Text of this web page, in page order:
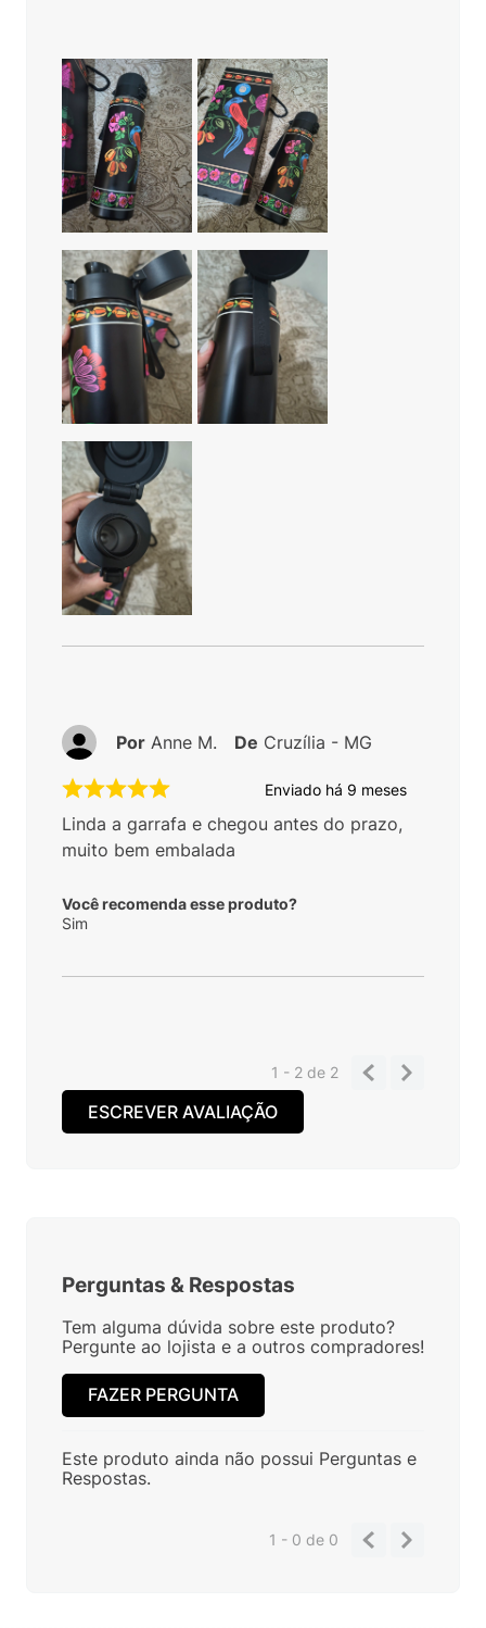
Enviado há 9 meses
Linda a garrafa e chegou antes do prazo,
muito bem embalada
Você recomenda esse produto?
Sim
Por Anne M. De Cruzília - MG
1 - 2de 2
ESCREVER AVALIAÇÃO
Perguntas & Respostas
Tem alguma dúvida sobre este produto?
Pergunte ao lojista e a outros compradores!
FAZER PERGUNTA
Este produto ainda não possui Perguntas e
Respostas.
1 - 0de 0